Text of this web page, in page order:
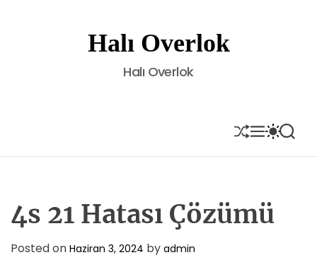
t
Halı Overlok
Halı Overlok
S
H
U
E
M
E
N
S
W
I
C
O
S
E
A
4s 21 Hatası Çözümü
Posted on Haziran 3, 2024 by admin